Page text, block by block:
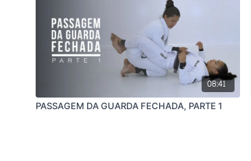
08:41
PASSAGEM DA GUARDA FECHADA, PARTE 1